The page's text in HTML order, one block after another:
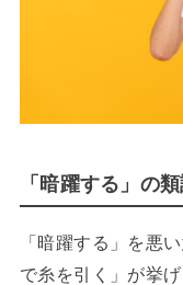
「暗躍する」の
「暗躍する」を悪
で糸を引く」が挙